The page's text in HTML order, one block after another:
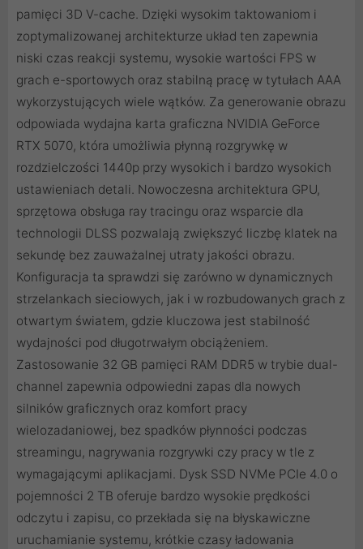
pamięci 3D V-cache. Dzięki wysokim taktowaniom i
zoptymalizowanej architekturze układ ten zapewnia
niski czas reakcji systemu, wysokie wartości FPS w
grach e-sportowych oraz stabilną pracę w tytułach AAA
wykorzystujących wiele wątków. Za generowanie obrazu
odpowiada wydajna karta graficzna NVIDIA GeForce
RTX 5070, która umożliwia płynną rozgrywkę w
rozdzielczości 1440p przy wysokich i bardzo wysokich
ustawieniach detali. Nowoczesna architektura GPU,
sprzętowa obsługa ray tracingu oraz wsparcie dla
technologii DLSS pozwalają zwiększyć liczbę klatek na
sekundę bez zauważalnej utraty jakości obrazu.
Konfiguracja ta sprawdzi się zarówno w dynamicznych
strzelankach sieciowych, jak i w rozbudowanych grach z
otwartym światem, gdzie kluczowa jest stabilność
wydajności pod długotrwałym obciążeniem.
Zastosowanie 32 GB pamięci RAM DDR5 w trybie dual-
channel zapewnia odpowiedni zapas dla nowych
silników graficznych oraz komfort pracy
wielozadaniowej, bez spadków płynności podczas
streamingu, nagrywania rozgrywki czy pracy w tle z
wymagającymi aplikacjami. Dysk SSD NVMe PCIe 4.0 o
pojemności 2 TB oferuje bardzo wysokie prędkości
odczytu i zapisu, co przekłada się na błyskawiczne
uruchamianie systemu, krótkie czasy ładowania